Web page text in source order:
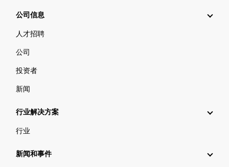
公司信息
人才招聘
公司
投资者
新闻
行业解决方案
行业
新闻和事件